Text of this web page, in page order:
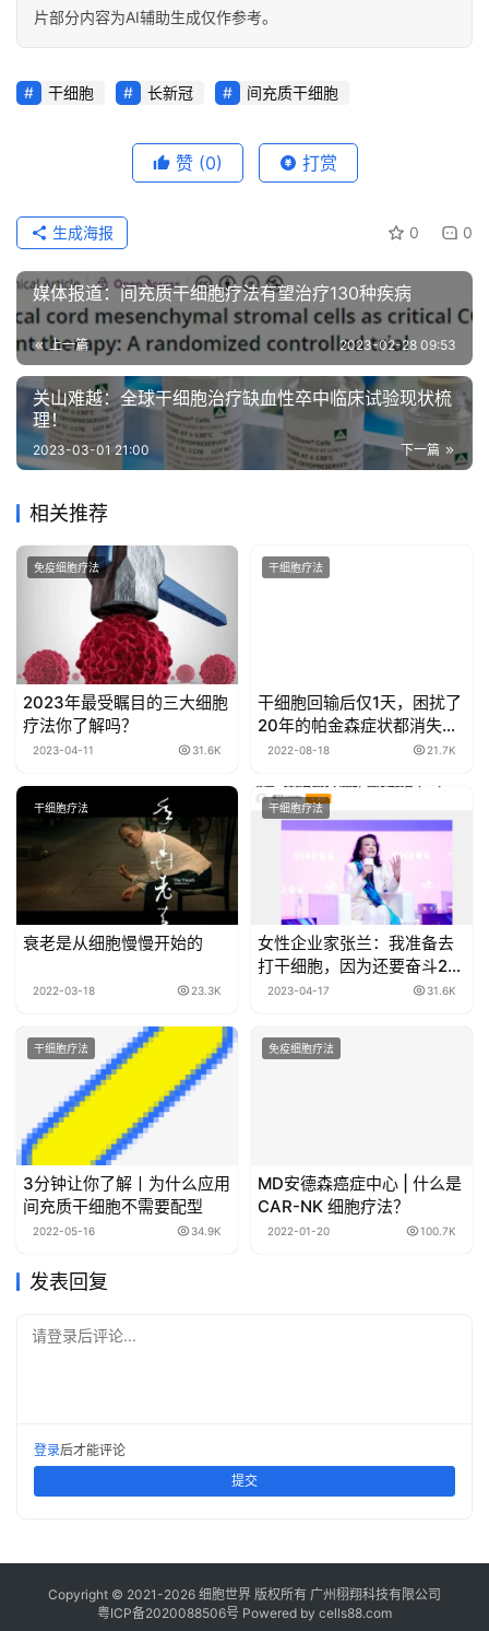
片部分内容为AI辅助生成仅作参考。
干细胞 长新冠 间充质干细胞
赞 (0) 打赏
0 0
生成海报
媒体报道：间充质干细胞疗法有望治疗130种疾病
上一篇 2023-02-28 09:53
关山难越：全球干细胞治疗缺血性卒中临床试验现状梳
理！
下一篇
2023-03-01 21:00
相关推荐
免疫细胞疗法
2023年最受瞩目的三大细胞
疗法你了解吗？
2023-04-11 31.6K
干细胞疗法
干细胞回输后仅1天，困扰了
20年的帕金森症状都消失
了！
2022-08-18 21.7K
干细胞疗法
衰老是从细胞慢慢开始的
2022-03-18 23.3K
干细胞疗法
女性企业家张兰：我准备去
打干细胞，因为还要奋斗20
年2023-04-17 31.6K
干细胞疗法
3分钟让你了解丨为什么应用
间充质干细胞不需要配型
2022-05-16 34.9K
免疫细胞疗法
MD安德森癌症中心 | 什么是
CAR-NK 细胞疗法？
2022-01-20 100.7K
发表回复
请登录后评论...
登录后才能评论
提交
Copyright © 2021-2026 细胞世界 版权所有 广州栩翔科技有限公司
粤ICP备2020088506号 Powered by cells88.com